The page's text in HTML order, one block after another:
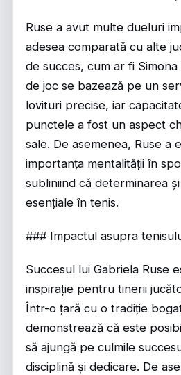
Ruse a avut multe dueluri
adesea comparată cu alte
de succes, cum ar fi
de joc se bazează pe un
lovituri precise, iar
punctele a fost un aspect
sale. De asemenea, Ruse a
importanța mentalității în
subliniind că determinarea
esențiale în tenis.
### Impactul asupra
Succesul lui Gabriela Ruse
inspirație pentru tinerii
Într-o țară cu o tradiție
demonstrează că este
să ajungă pe culmile
disciplină și dedicare. De